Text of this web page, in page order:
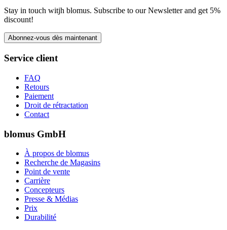
Stay in touch witjh blomus. Subscribe to our Newsletter and get 5%
discount!
Abonnez-vous dès maintenant
Service client
FAQ
Retours
Paiement
Droit de rétractation
Contact
blomus GmbH
À propos de blomus
Recherche de Magasins
Point de vente
Carrière
Concepteurs
Presse & Médias
Prix
Durabilité